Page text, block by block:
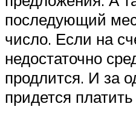
последующий
число. Если на
недостаточно
продлится. И за
придется